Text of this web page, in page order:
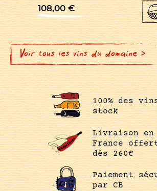
108,00€
Voir tous les vins du domaine >
100% des
stock
Livraison en
France
dès 260€
Paiement
par CB